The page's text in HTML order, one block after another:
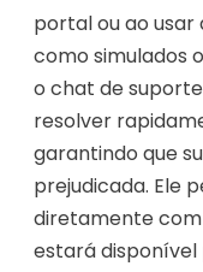
portal ou ao usar
como simulados
o chat de
resolver
garantindo que
prejudicada. Ele
diretamente com
estará